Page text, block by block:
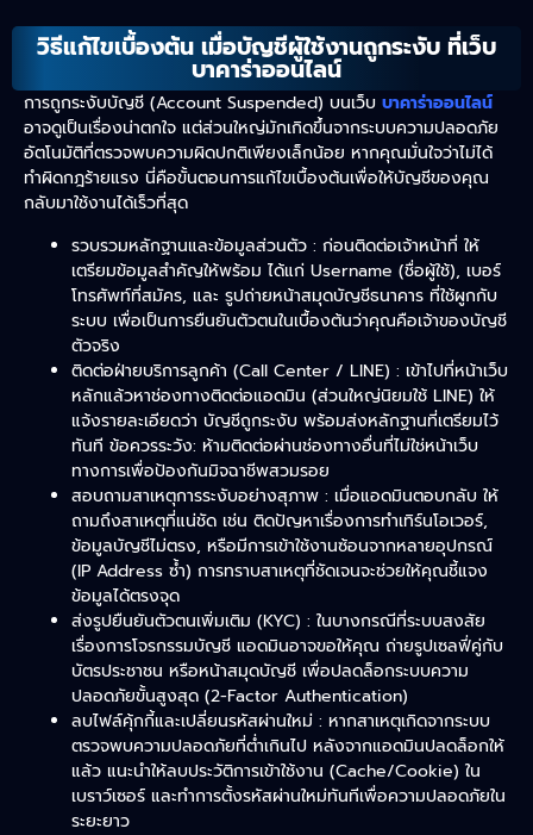
วิธีแก้ไขเบื้องต้น เมื่อบัญชีผู้ใช้งานถูกระงับ ที่เว็บ
บาคาร่าออนไลน์
การถูกระงับบัญชี (Account Suspended) บนเว็บ บาคาร่าออนไลน์
อาจดูเป็นเรื่องน่าตกใจ แต่ส่วนใหญ่มักเกิดขึ้นจากระบบความปลอดภัย
อัตโนมัติที่ตรวจพบความผิดปกติเพียงเล็กน้อย หากคุณมั่นใจว่าไม่ได้
ทำผิดกฎร้ายแรง นี่คือขั้นตอนการแก้ไขเบื้องต้นเพื่อให้บัญชีของคุณ
กลับมาใช้งานได้เร็วที่สุด
รวบรวมหลักฐานและข้อมูลส่วนตัว : ก่อนติดต่อเจ้าหน้าที่ ให้
เตรียมข้อมูลสำคัญให้พร้อม ได้แก่ Username (ชื่อผู้ใช้), เบอร์
โทรศัพท์ที่สมัคร, และ รูปถ่ายหน้าสมุดบัญชีธนาคาร ที่ใช้ผูกกับ
ระบบ เพื่อเป็นการยืนยันตัวตนในเบื้องต้นว่าคุณคือเจ้าของบัญชี
ตัวจริง
ติดต่อฝ่ายบริการลูกค้า (Call Center / LINE) : เข้าไปที่หน้าเว็บ
หลักแล้วหาช่องทางติดต่อแอดมิน (ส่วนใหญ่นิยมใช้ LINE) ให้
แจ้งรายละเอียดว่า บัญชีถูกระงับ พร้อมส่งหลักฐานที่เตรียมไว้
ทันที ข้อควรระวัง: ห้ามติดต่อผ่านช่องทางอื่นที่ไม่ใช่หน้าเว็บ
ทางการเพื่อป้องกันมิจฉาชีพสวมรอย
สอบถามสาเหตุการระงับอย่างสุภาพ : เมื่อแอดมินตอบกลับ ให้
ถามถึงสาเหตุที่แน่ชัด เช่น ติดปัญหาเรื่องการทำเทิร์นโอเวอร์,
ข้อมูลบัญชีไม่ตรง, หรือมีการเข้าใช้งานซ้อนจากหลายอุปกรณ์
(IP Address ซ้ำ) การทราบสาเหตุที่ชัดเจนจะช่วยให้คุณชี้แจง
ข้อมูลได้ตรงจุด
ส่งรูปยืนยันตัวตนเพิ่มเติม (KYC) : ในบางกรณีที่ระบบสงสัย
เรื่องการโจรกรรมบัญชี แอดมินอาจขอให้คุณ ถ่ายรูปเซลฟี่คู่กับ
บัตรประชาชน หรือหน้าสมุดบัญชี เพื่อปลดล็อกระบบความ
ปลอดภัยขั้นสูงสุด (2-Factor Authentication)
ลบไฟล์คุ้กกี้และเปลี่ยนรหัสผ่านใหม่ : หากสาเหตุเกิดจากระบบ
ตรวจพบความปลอดภัยที่ต่ำเกินไป หลังจากแอดมินปลดล็อกให้
แล้ว แนะนำให้ลบประวัติการเข้าใช้งาน (Cache/Cookie) ใน
เบราว์เซอร์ และทำการตั้งรหัสผ่านใหม่ทันทีเพื่อความปลอดภัยใน
ระยะยาว